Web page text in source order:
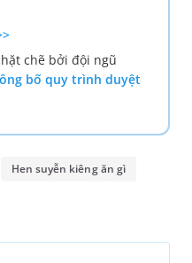
chẽ bởi đội ngũ
bố quy trình duyệt
Hen suyễn kiêng ăn gì